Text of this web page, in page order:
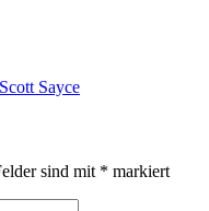
Scott Sayce
sind mit * markiert